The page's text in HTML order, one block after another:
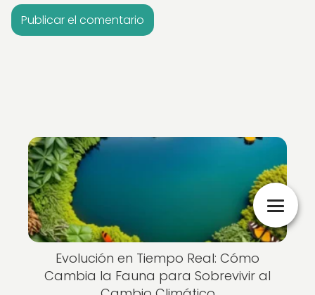
Evolución en Tiempo Real: Cómo
Cambia la Fauna para Sobrevivir al